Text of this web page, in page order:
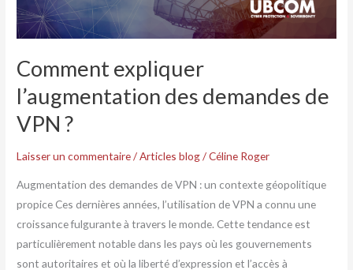
Comment expliquer
l’augmentation des demandes de
VPN ?
Laisser un commentaire/Articles blog/Céline Roger
Augmentation des demandes de VPN : un contexte géopolitique
propice Ces dernières années, l’utilisation de VPN a connu une
croissance fulgurante à travers le monde. Cette tendance est
particulièrement notable dans les pays où les gouvernements
sont autoritaires et où la liberté d’expression et l’accès à